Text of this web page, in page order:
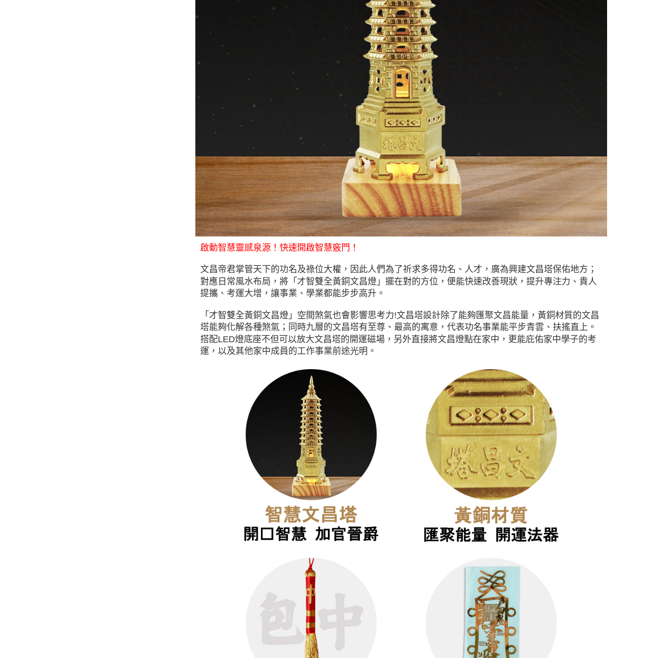
啟動智慧靈感泉源！快速開啟智慧竅門！
文昌帝君掌管天下的功名及祿位大權，因此人們為了祈求多得功名、人才，廣為興建文昌塔保佑地方；
對應日常風水布局，將「才智雙全黃銅文昌燈」擺在對的方位，便能快速改善現狀，提升專注力、貴人
提攜、考運大增，讓事業、學業都能步步高升。
「才智雙全黃銅文昌燈」空間煞氣也會影響思考力!文昌塔設計除了能夠匯聚文昌能量，黃銅材質的文昌
塔能夠化解各種煞氣；同時九層的文昌塔有至尊、最高的寓意，代表功名事業能平步青雲、扶搖直上。
搭配LED燈底座不但可以放大文昌塔的開運磁場，另外直接將文昌燈點在家中，更能庇佑家中學子的考
運 ，以及其他家中成員的工作事業前途光明。